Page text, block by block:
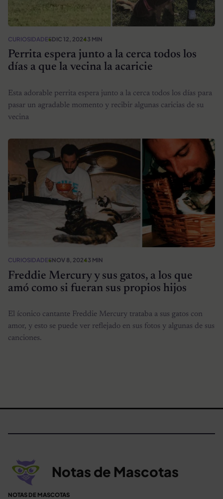
CURIOSIDADESDIC 12, 20243 MIN
Perrita espera junto a la cerca todos los
días a que la vecina la acaricie
Esta adorable perrita espera junto a la cerca todos los días para
pasar un agradable momento y recibir algunas caricias de su
vecina
CURIOSIDADESNOV 8, 20243 MIN
Freddie Mercury y sus gatos, a los que
amó como si fueran sus propios hijos
El íconico cantante Freddie Mercury trataba a sus gatos con
amor, y esto se puede ver reflejado en sus fotos y algunas de sus
canciones.
Notas de Mascotas
NOTAS DE MASCOTAS